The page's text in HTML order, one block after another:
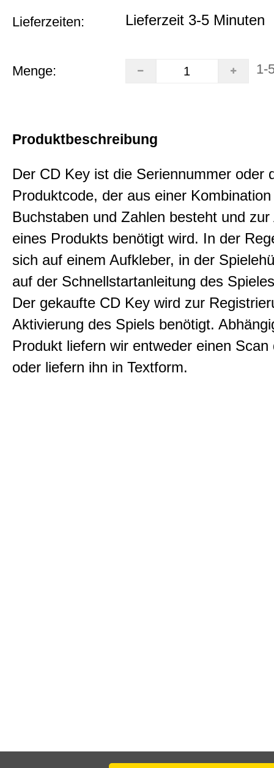
Lieferzeiten: Lieferzeit 3-5 Minuten
Menge: 1-
Produktbeschreibung
Der CD Key ist die Seriennummer oder
Produktcode, der aus einer
Buchstaben und Zahlen besteht und
eines Produkts benötigt wird. In der
sich auf einem Aufkleber, in der
auf der Schnellstartanleitung des
Der gekaufte CD Key wird zur
Aktivierung des Spiels benötigt.
Produkt liefern wir entweder einen Scan
oder liefern ihn in Textform.